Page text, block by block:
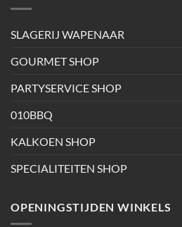
SLAGERIJ WAPENAAR
GOURMET SHOP
PARTYSERVICE SHOP
010BBQ
KALKOEN SHOP
SPECIALITEITEN SHOP
OPENINGSTIJDEN WINKELS